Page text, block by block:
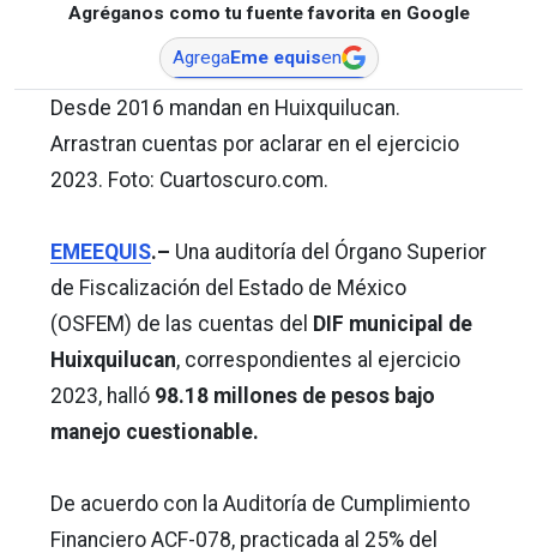
Agréganos como tu fuente favorita en Google
AgregaEme equisen
Desde 2016 mandan en Huixquilucan.
Arrastran cuentas por aclarar en el ejercicio
2023. Foto: Cuartoscuro.com.
EMEEQUIS.– Una auditoría del Órgano Superior
de Fiscalización del Estado de México
(OSFEM) de las cuentas del DIF municipal de
Huixquilucan, correspondientes al ejercicio
2023, halló 98.18 millones de pesos bajo
manejo cuestionable.
De acuerdo con la Auditoría de Cumplimiento
Financiero ACF-078, practicada al 25% del